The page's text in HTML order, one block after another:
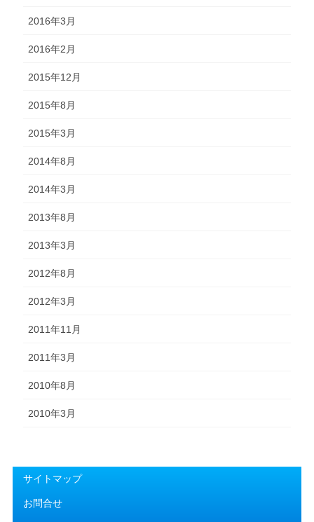
2016年3月
2016年2月
2015年12月
2015年8月
2015年3月
2014年8月
2014年3月
2013年8月
2013年3月
2012年8月
2012年3月
2011年11月
2011年3月
2010年8月
2010年3月
サイトマップ
お問合せ